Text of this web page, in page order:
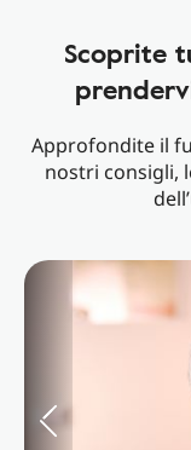
Scoprite
Approfondite il
nostri consigli,